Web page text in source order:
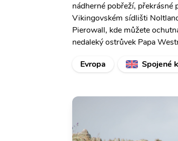
nádherné pobřeží,
Vikingovském sídlišti
Pierowall, kde můžete
nedaleký ostrůvek Papa
Evropa
Spojené